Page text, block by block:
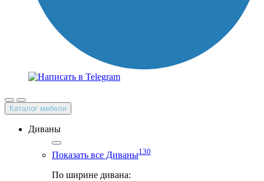
Каталог мебели
Диваны
Показать все Диваны130
По ширине дивана: